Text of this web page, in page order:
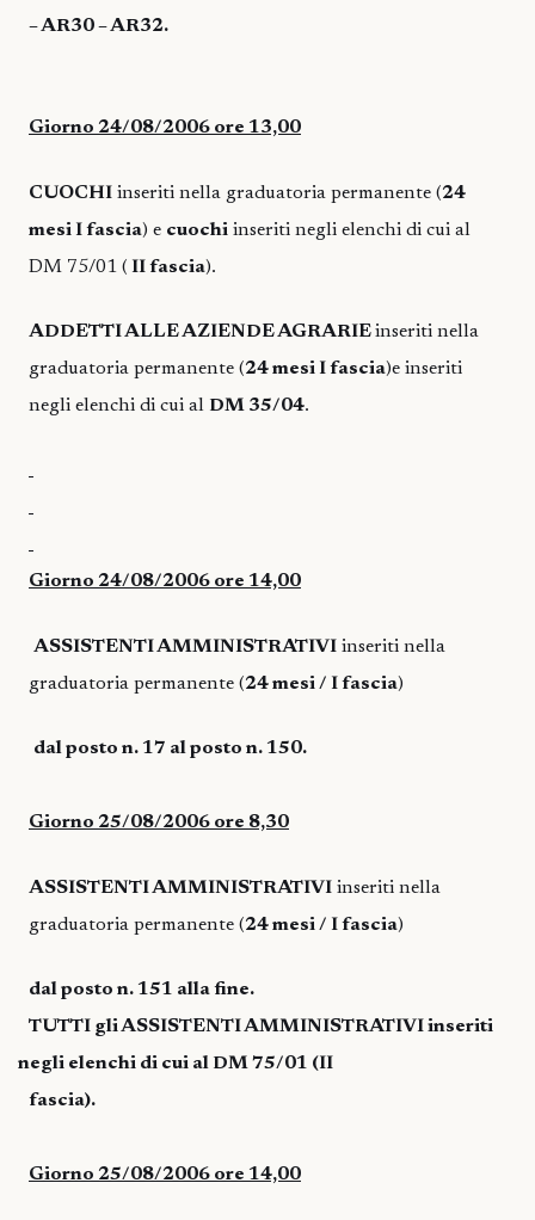
– AR30 – AR32.
Giorno 24/08/2006 ore 13,00
CUOCHI inseriti nella graduatoria permanente (24
mesi I fascia) e cuochi inseriti negli elenchi di cui al
DM 75/01 ( II fascia).
ADDETTI ALLE AZIENDE AGRARIEinseriti nella
graduatoria permanente (24 mesi I fascia)e inseriti
negli elenchi di cui al DM 35/04.
Giorno 24/08/2006 ore 14,00
ASSISTENTI AMMINISTRATIVI inseriti nella
graduatoria permanente (24 mesi / I fascia)
dal posto n. 17 al posto n. 150.
Giorno 25/08/2006 ore 8,30
ASSISTENTI AMMINISTRATIVI inseriti nella
graduatoria permanente (24 mesi / I fascia)
dal posto n. 151 alla fine.
TUTTI gli ASSISTENTI AMMINISTRATIVI inseriti
negli elenchi di cui al DM 75/01 (II
fascia).
Giorno 25/08/2006 ore 14,00